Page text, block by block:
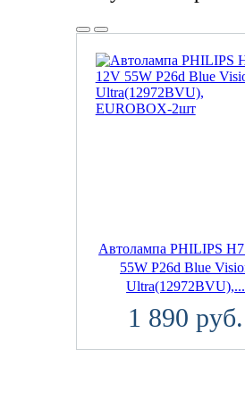
Автолампа PHILIPS
55W P26d Blue
Ultra(12972BVU),...
1 890 руб.